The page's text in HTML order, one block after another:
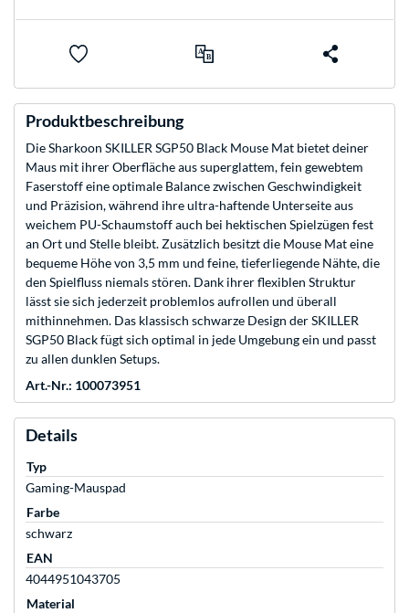
Produktbeschreibung
Die Sharkoon SKILLER SGP50 Black Mouse Mat bietet deiner
Maus mit ihrer Oberfläche aus superglattem, fein gewebtem
Faserstoff eine optimale Balance zwischen Geschwindigkeit
und Präzision, während ihre ultra-haftende Unterseite aus
weichem PU-Schaumstoff auch bei hektischen Spielzügen fest
an Ort und Stelle bleibt. Zusätzlich besitzt die Mouse Mat eine
bequeme Höhe von 3,5 mm und feine, tieferliegende Nähte, die
den Spielfluss niemals stören. Dank ihrer flexiblen Struktur
lässt sie sich jederzeit problemlos aufrollen und überall
mithinnehmen. Das klassisch schwarze Design der SKILLER
SGP50 Black fügt sich optimal in jede Umgebung ein und passt
zu allen dunklen Setups.
Art.-Nr.: 100073951
Details
Typ
Gaming-Mauspad
Farbe
schwarz
EAN
4044951043705
Material